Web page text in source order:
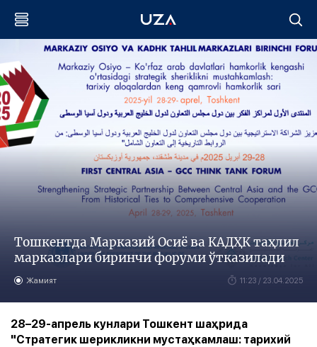
Тошкентда Марказий Осиё ва КАДҲК таҳлил
марказлари биринчи форуми ўтказилади
Жамият 11:23 / 23.04.2025
28–29-апрель кунлари Тошкент шаҳрида
"Стратегик шерикликни мустаҳкамлаш: тарихий